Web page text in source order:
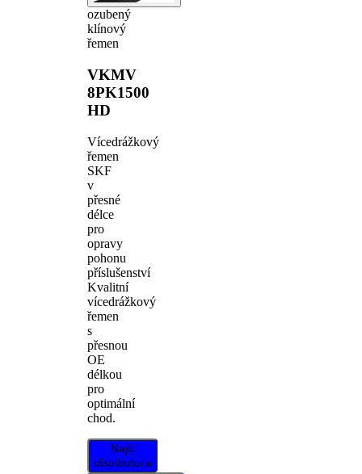
ozubený
klínový
řemen
VKMV
8PK1500
HD
Vícedrážkový
řemen
SKF
v
přesné
délce
pro
opravy
pohonu
příslušenství
Kvalitní
vícedrážkový
řemen
s
přesnou
OE
délkou
pro
optimální
chod.
Najít
distributora